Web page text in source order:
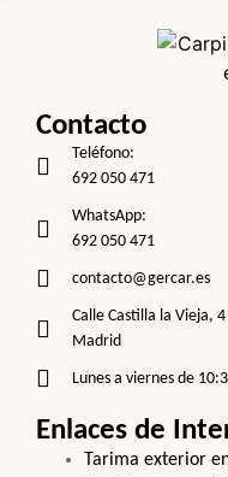
Contacto
Teléfono:
692 050 471
WhatsApp:
692 050 471
contacto@gercar.es
Calle Castilla la Vieja,
Madrid
Lunes a viernes de
Enlaces de
Tarima exterior